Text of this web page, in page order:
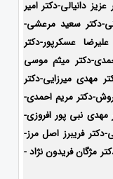
دانیالی-دکتر امیر
دکتر سعید مرعشی-
عسکرپور-دکتر
دکتر میثم موسی
مهدی میرزایی-دکتر
دکتر مریم احمدی-
مهدی نبی پور افروزی-
دکتر فریبرز اصل مرز-
مژگان فریدون نژاد -